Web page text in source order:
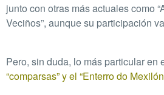
junto con otras más actuales como
Veciños”, aunque su participación
Pero, sin duda, lo más particular en
“comparsas” y el “Enterro do